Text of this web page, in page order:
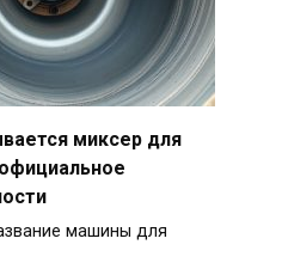
миксер для
машины для